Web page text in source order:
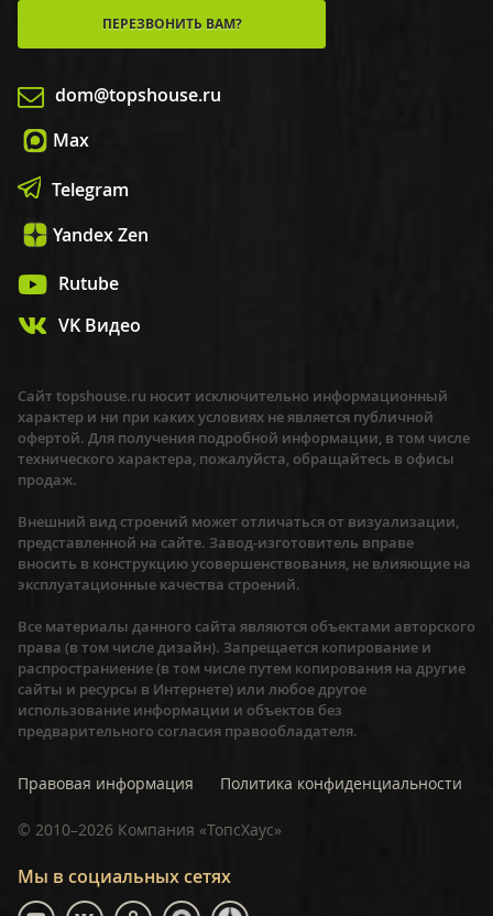
ПЕРЕЗВОНИТЬ ВАМ?
dom@topshouse.ru
Max
Telegram
Yandex Zen
Rutube
VK Видео
Мы в социальных сетях
Сайт topshouse.ru носит исключительно информационный
характер и ни при каких условиях не является публичной
офертой. Для получения подробной информации, в том числе
технического характера, пожалуйста, обращайтесь в офисы
продаж.
Внешний вид строений может отличаться от визуализации,
представленной на сайте. Завод-изготовитель вправе
вносить в конструкцию усовершенствования, не влияющие на
эксплуатационные качества строений.
Все материалы данного сайта являются объектами авторского
права (в том числе дизайн). Запрещается копирование и
распространиение (в том числе путем копирования на другие
сайты и ресурсы в Интернете) или любое другое
использование информации и объектов без
предварительного согласия правообладателя.
Правовая информация Политика конфиденциальности
© 2010–2026 Компания «ТопсХаус»